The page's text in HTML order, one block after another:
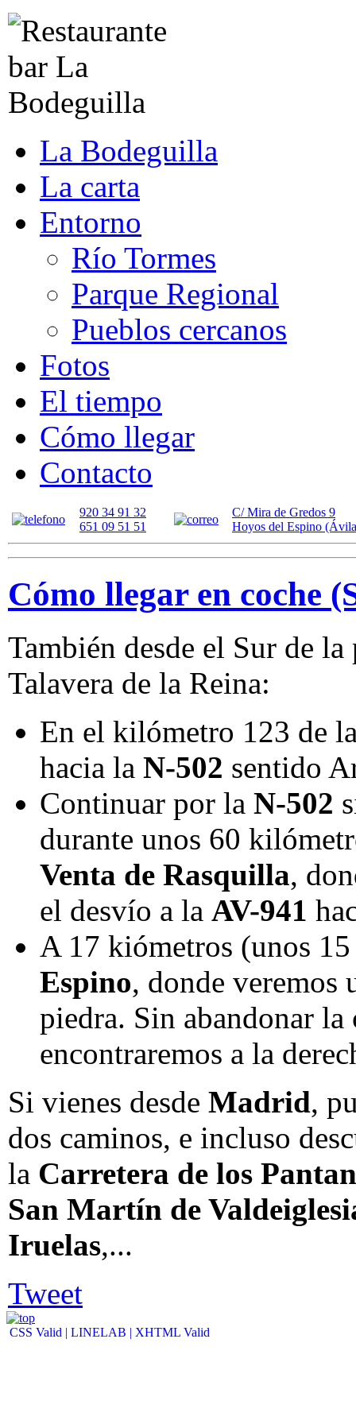
La Bodeguilla
La carta
Entorno
Río Tormes
Parque Regional
Pueblos cercanos
Fotos
El tiempo
Cómo llegar
Contacto
920 34 91 32
651 09 51 51
C/ Mira de Gredos 9
Hoyos del Espino
Cómo llegar en coche
También desde el Sur de la
Talavera de la Reina:
En el kilómetro 123 de
hacia la N-502 sentido
Continuar por la N-502
durante unos 60
Venta de Rasquilla,
el desvío a la AV-941
A 17 kiómetros (unos
Espino, donde veremos
piedra. Sin abandonar la
encontraremos a la
Si vienes desde Madrid,
dos caminos, e incluso
la Carretera de los
San Martín de
Iruelas,...
Tweet
CSS Valid | LINELAB | XHTML Valid